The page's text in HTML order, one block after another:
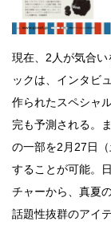
現在、2人が気合い
ックは、インタビ
作られたスペシャ
完も予測される。
の一部を2月27日
することが可能。
チャーから、真夏
話題性抜群のアイ